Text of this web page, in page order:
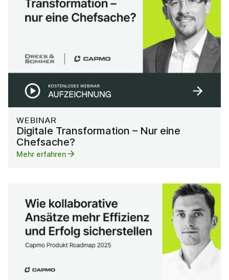
WEBINAR
Digitale Transformation – Nur eine
Chefsache?
Mehr erfahren